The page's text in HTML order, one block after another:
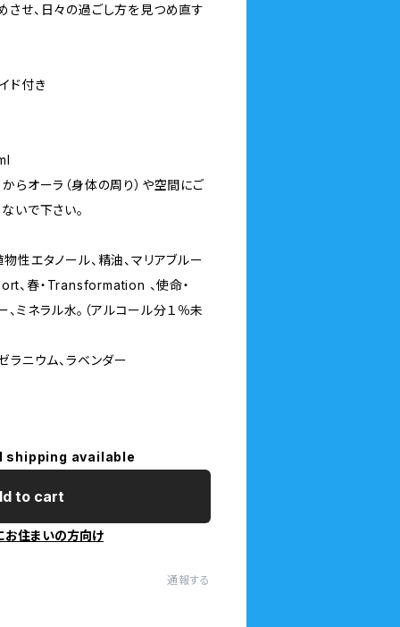
させ、日々の過ごし方を見つめ直す
ド付き
らオーラ（身体の周り）や空間にご
いで下さい。
性エタノール、精油、マリアブルー
、春・Transformation 、使命・
ミネラル水。（アルコール分１％未
ラニウム、ラベンダー
shipping available
to cart
お住まいの方向け
通報する